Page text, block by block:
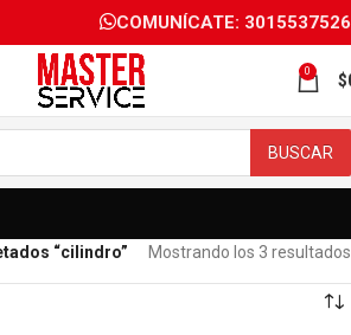
COMUNÍCATE: 3015537526
0 $
BUSCAR
“cilindro” Mostrando los 3 resultados